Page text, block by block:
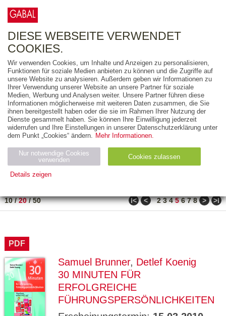
FREITEXT
AUSGABEART
AUS DER REIHE
ZUM THEMA
Neuerscheinung
Bestseller
PREIS
10/20/50 ǀ< < 2 3 4 5 6 7 8 > >ǀ
PDF
Samuel Brunner, Detlef Koenig
30 MINUTEN FÜR
ERFOLGREICHE
FÜHRUNGSPERSÖNLICHKEITEN
DIESE WEBSEITE VERWENDET
COOKIES.
Wir verwenden Cookies, um Inhalte und Anzeigen zu personalisieren,
Funktionen für soziale Medien anbieten zu können und die Zugriffe auf
unsere Website zu analysieren. Außerdem geben wir Informationen zu
Ihrer Verwendung unserer Website an unsere Partner für soziale
Medien, Werbung und Analysen weiter. Unsere Partner führen diese
Informationen möglicherweise mit weiteren Daten zusammen, die Sie
ihnen bereitgestellt haben oder die sie im Rahmen Ihrer Nutzung der
Dienste gesammelt haben. Sie können Ihre Einwilligung jederzeit
widerrufen und Ihre Einstellungen in unserer Datenschutzerklärung unter
dem Punkt „Cookies“ ändern. Mehr Informationen.
Nur notwendige Cookies
verwenden
Cookies zulassen
Details zeigen
Name Zweck
Ty
ESSION
_ID
GV_CO
OKIES
gabal-
Speichert den Zustimmungsstatus des
Benutzers für Cookies auf der aktuellen
Domäne.
90
Ta